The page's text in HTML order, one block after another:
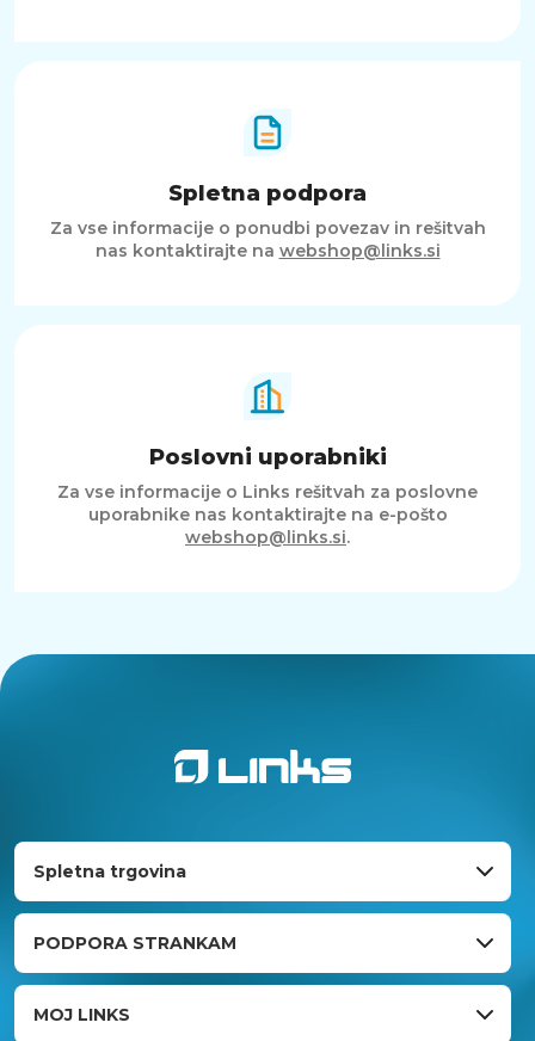
Spletna podpora
Za vse informacije o ponudbi povezav in rešitvah
nas kontaktirajte na webshop@links.si
Poslovni uporabniki
Za vse informacije o Links rešitvah za poslovne
uporabnike nas kontaktirajte na e-pošto
webshop@links.si.
Spletna trgovina
PODPORA STRANKAM
MOJ LINKS